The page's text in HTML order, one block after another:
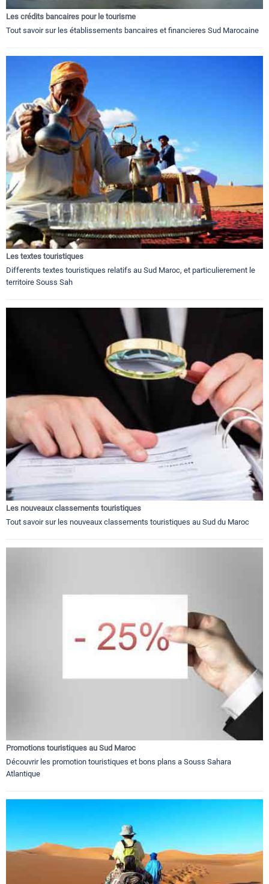
Les crédits bancaires pour le tourisme
Tout savoir sur les établissements bancaires et financieres Sud Marocaine
Les textes touristiques
Differents textes touristiques relatifs au Sud Maroc, et particulierement le
territoire Souss Sah
Les nouveaux classements touristiques
Tout savoir sur les nouveaux classements touristiques au Sud du Maroc
Promotions touristiques au Sud Maroc
Découvrir les promotion touristiques et bons plans a Souss Sahara
Atlantique